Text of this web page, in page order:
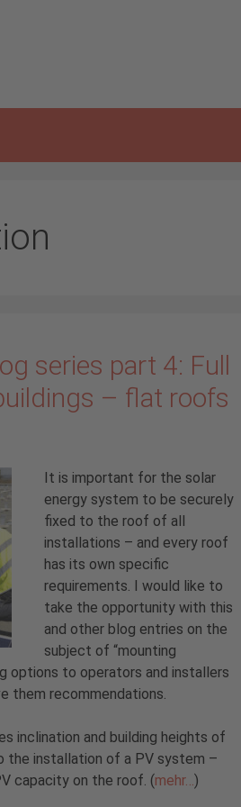
series part 4: Full
– flat roofs
It is important for the solar
energy system to be securely
fixed to the roof of all
installations – and every roof
has its own specific
requirements. I would like to
take the opportunity with this
and other blog entries on the
subject of “mounting
options to operators and installers
them recommendations.
inclination and building heights of
the installation of a PV system –
capacity on the roof. (mehr… )